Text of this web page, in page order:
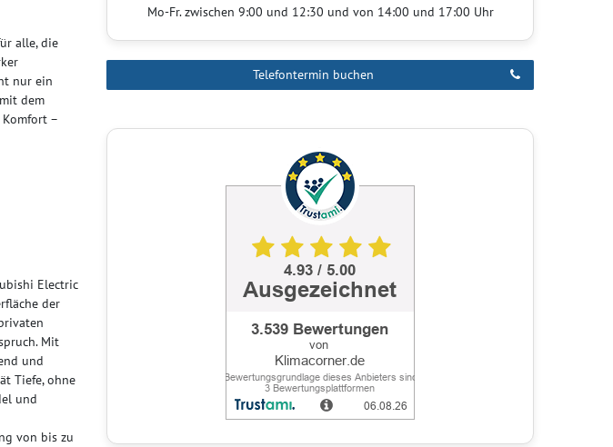
alle, die
nur ein
dem
–
Electric
der
Mit
und
Tiefe, ohne
und
von bis zu
Mo-Fr. zwischen 9:00 und 12:30 und von 14:00 und 17:00 Uhr
Telefontermin buchen